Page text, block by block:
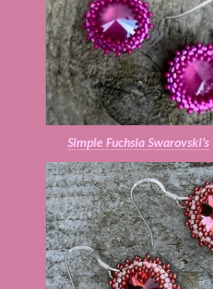
Simple Fuchsia Swarovski’s